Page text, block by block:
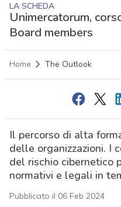
LA SCHEDA
Unimercatorum,
Board members
Home The Outlook
Il percorso di alta
delle organizzazioni. I
del rischio cibernetico
normativi e legali in
Pubblicato il 06 Feb 2024